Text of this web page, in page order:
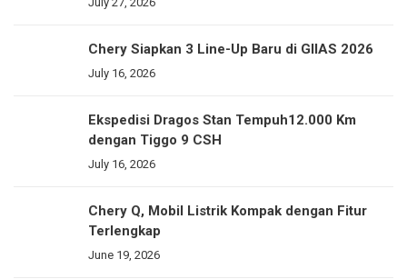
Chery Siapkan 3 Line-Up Baru di GIIAS 2026
July 16, 2026
Ekspedisi Dragos Stan Tempuh12.000 Km
dengan Tiggo 9 CSH
July 16, 2026
Chery Q, Mobil Listrik Kompak dengan Fitur
Terlengkap
June 19, 2026